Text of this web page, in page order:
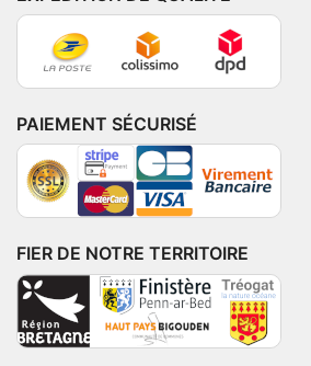
PAIEMENT SÉCURISÉ
FIER DE NOTRE TERRITOIRE